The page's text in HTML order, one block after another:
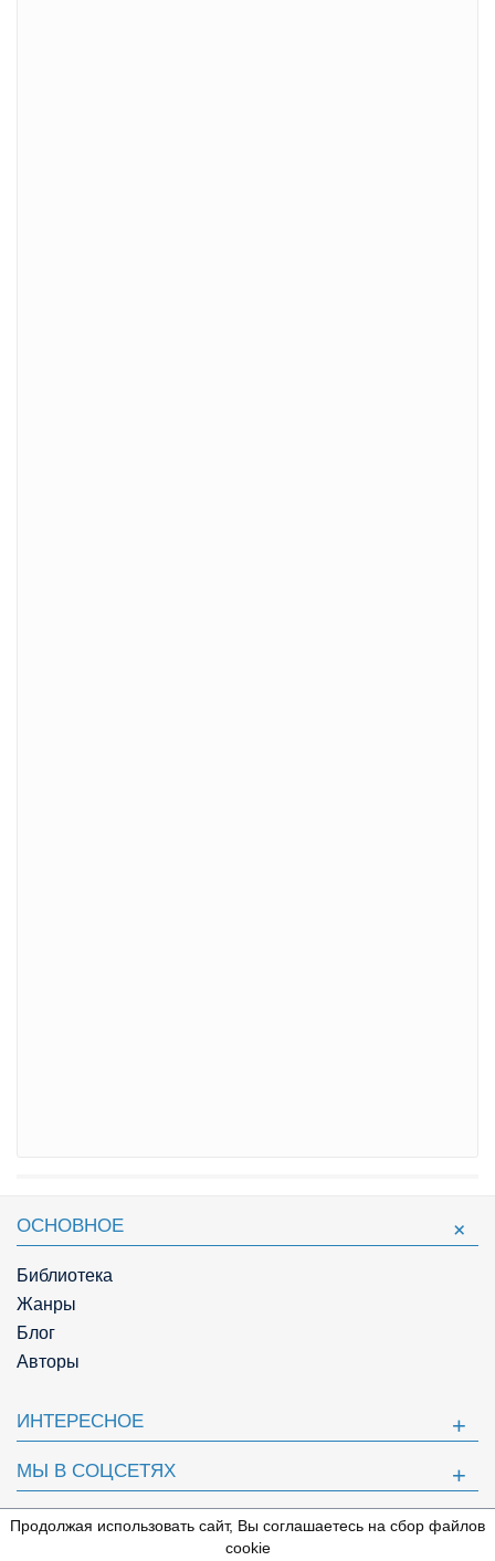
⇩
ОСНОВНОЕ
Библиотека
Жанры
Блог
Авторы
ИНТЕРЕСНОЕ
МЫ В СОЦСЕТЯХ
ПОЛЕЗНОЕ
Продолжая использовать сайт, Вы соглашаетесь на сбор файлов
cookie